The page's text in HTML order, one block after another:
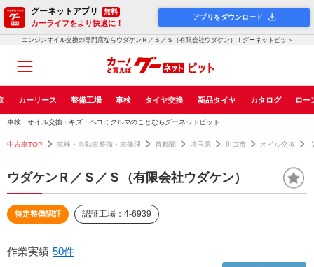
グーネットアプリ 無料
カーライフをより快適に！
アプリをダウンロード
エンジンオイル交換の専門店ならウダケンＲ／Ｓ／Ｓ（有限会社ウダケン）！グーネットピット
カーリース 整備工場 車検 タイヤ交換 新品タイヤ カタログ ロー
車検・オイル交換・キズ・ヘコミクルマのことならグーネットピット
中古車TOP 車検・自動車整備・車修理 首都圏 埼玉県 川口市 オイル交換
ウダケンＲ／Ｓ／Ｓ（有限会社ウダケン）
特定整備認証 認証工場：4-6939
作業実績 50件